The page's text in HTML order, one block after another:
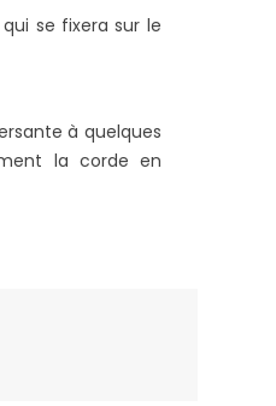
se fixera sur le
à quelques
la corde en